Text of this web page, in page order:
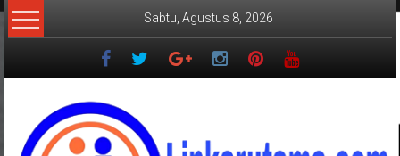
Lompat
ke
Sabtu, Agustus 8, 2026